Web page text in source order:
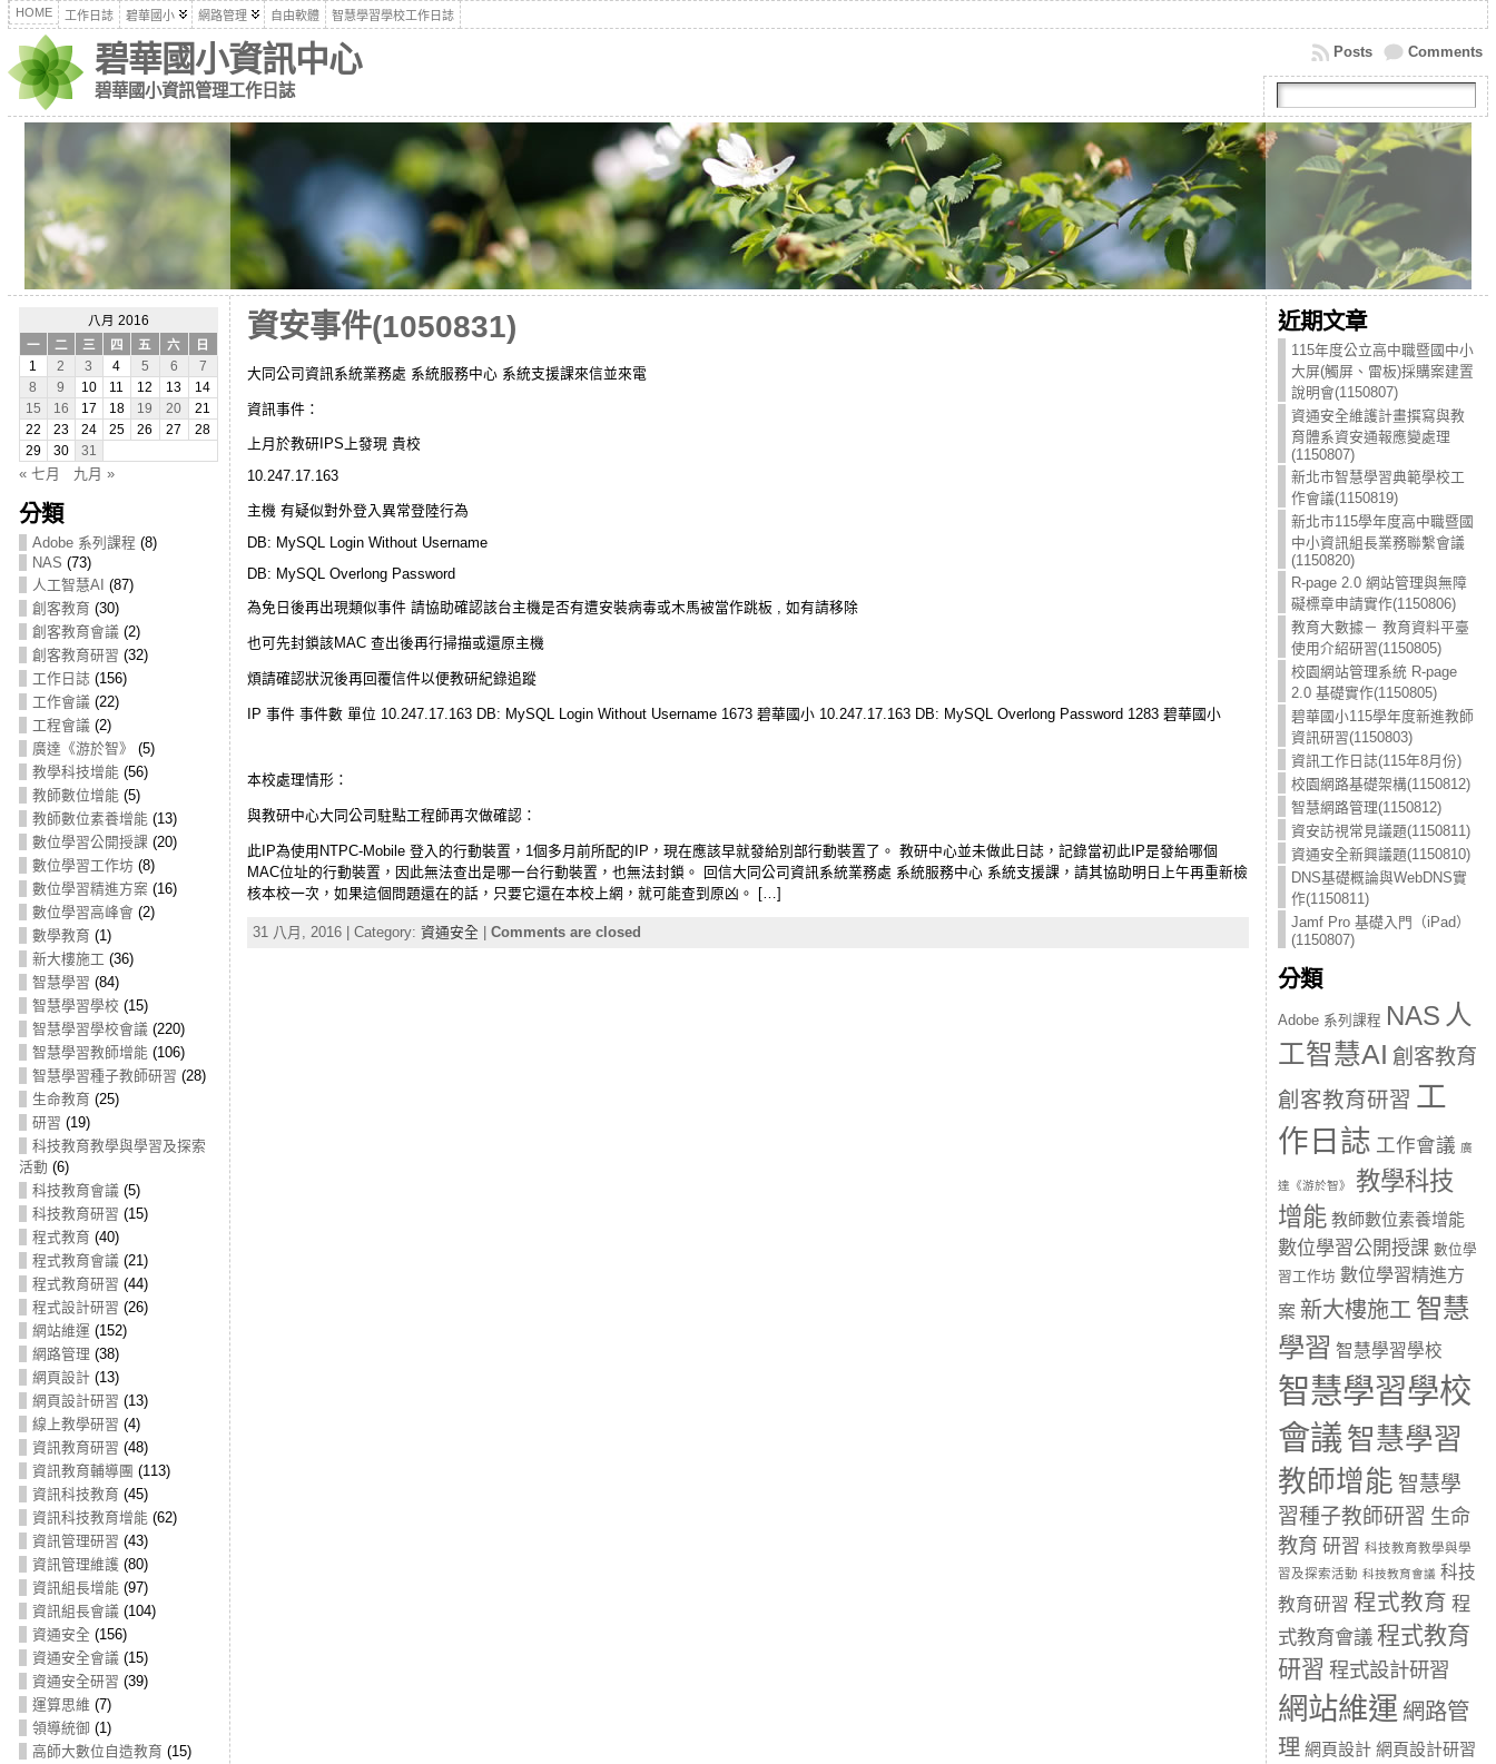
HOME 工作日誌 碧華國小 網路管理 自由軟體 智慧學習學校工作日誌
碧華國小資訊中心
碧華國小資訊管理工作日誌
Comments
Posts
八月 2016
一
二 三 四 五 六
日
1
2 3 4 5 6
7
8
9 10 11 12 13
14
15
16 17 18 19 20
21
22
23 24 25 26 27
28
29
30 31
« 七月 九月 »
分類
Adobe 系列課程 (8)
NAS (73)
人工智慧AI (87)
創客教育 (30)
創客教育會議 (2)
創客教育研習 (32)
工作日誌 (156)
工作會議 (22)
工程會議 (2)
廣達《游於智》
(5)
教學科技增能(56)
教師數位增能(5)
教師數位素養增能(13)
數位學習公開授課 (20)
數位學習工作坊(8)
數位學習精進方案 (16)
數位學習高峰會 (2)
數學教育 (1)
新大樓施工 (36)
智慧學習 (84)
智慧學習學校 (15)
智慧學習學校會議 (220)
智慧學習教師增能(106)
智慧學習種子教師研習 (28)
生命教育 (25)
研習 (19)
科技教育教學與學習及探索
活動 (6)
科技教育會議 (5)
科技教育研習 (15)
程式教育 (40)
程式教育會議 (21)
程式教育研習 (44)
程式設計研習 (26)
網站維運 (152)
網路管理 (38)
網頁設計(13)
網頁設計研習 (13)
線上教學研習 (4)
資訊教育研習 (48)
資訊教育輔導團 (113)
資訊科技教育 (45)
資訊科技教育增能(62)
資訊管理研習 (43)
資訊管理維護(80)
資訊組長增能(97)
資訊組長會議 (104)
資通安全 (156)
資通安全會議 (15)
資通安全研習 (39)
運算思維 (7)
領導統御 (1)
高師大數位自造教育 (15)
資安事件(1050831)
大同公司資訊系統業務處 系統服務中心 系統支援課來信並來電
資訊事件：
上月於教研IPS上發現 貴校
10.247.17.163
主機 有疑似對外登入異常登陸行為
DB: MySQL Login Without Username
DB: MySQL Overlong Password
為免日後再出現類似事件 請協助確認該台主機是否有遭安裝病毒或木馬被當作跳板 , 如有請移除
也可先封鎖該MAC 查出後再行掃描或還原主機
煩請確認狀況後再回覆信件以便教研紀錄追蹤
IP 事件 事件數 單位 10.247.17.163 DB: MySQL Login Without Username 1673 碧華國小 10.247.17.163 DB: MySQL Overlong Password 1283 碧華國小
本校處理情形：
與教研中心大同公司駐點工程師再次做確認：
此IP為使用NTPC-Mobile 登入的行動裝置，1個多月前所配的IP，現在應該早就發給別部行動裝置了。 教研中心並未做此日誌，記錄當初此IP是發給哪個
MAC位址的行動裝置，因此無法查出是哪一台行動裝置，也無法封鎖。 回信大同公司資訊系統業務處 系統服務中心 系統支援課，請其協助明日上午再重新檢
核本校一次，如果這個問題還在的話，只要它還在本校上網，就可能查到原凶。 […]
31 八月, 2016 | Category: 資通安全 Comments are closed
近期文章
115年度公立高中職暨國中小
大屏(觸屏、雷板)採購案建置
說明會(1150807)
資通安全維護計畫撰寫與教
育體系資安通報應變處理
(1150807)
新北市智慧學習典範學校工
作會議(1150819)
新北市115學年度高中職暨國
中小資訊組長業務聯繫會議
(1150820)
R-page 2.0 網站管理與無障
礙標章申請實作(1150806)
教育大數據－ 教育資料平臺
使用介紹研習(1150805)
校園網站管理系統 R-page
2.0 基礎實作(1150805)
碧華國小115學年度新進教師
資訊研習(1150803)
資訊工作日誌(115年8月份)
校園網路基礎架構(1150812)
智慧網路管理(1150812)
資安訪視常見議題(1150811)
資通安全新興議題(1150810)
DNS基礎概論與WebDNS實
作(1150811)
Jamf Pro 基礎入門（iPad）
(1150807)
分類
Adobe 系列課程 NAS 人
工智慧AI 創客教育
創客教育研習 工
作日誌 工作會議 廣
達《游於智》
教學科技
增能 教師數位素養增能
數位學習公開授課 數位學
習工作坊 數位學習精進方
案 新大樓施工 智慧
學習 智慧學習學校
智慧學習學校
會議 智慧學習
教師增能 智慧學
習種子教師研習 生命
教育 研習 科技教育教學與學
習及探索活動 科技教育會議 科技
教育研習 程式教育 程
式教育會議 程式教育
研習 程式設計研習
網站維運 網路管
理 網頁設計 網頁設計研習